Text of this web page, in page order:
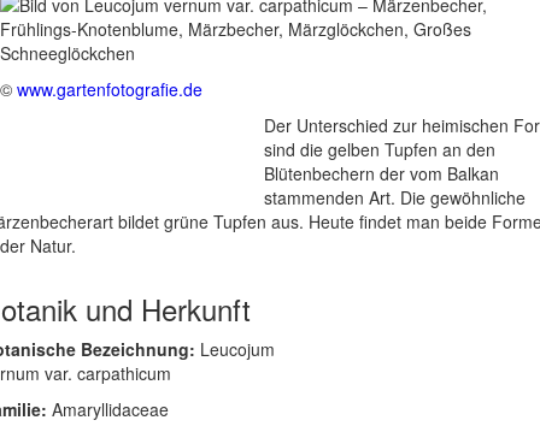
© www.gartenfotografie.de
Der Unterschied zur heimischen
sind die gelben Tupfen an den
Blütenbechern der vom Balkan
stammenden Art. Die gewöhnliche
bildet grüne Tupfen aus. Heute findet man beide
Natur.
und Herkunft
Bezeichnung: Leucojum
var. carpathicum
Amaryllidaceae